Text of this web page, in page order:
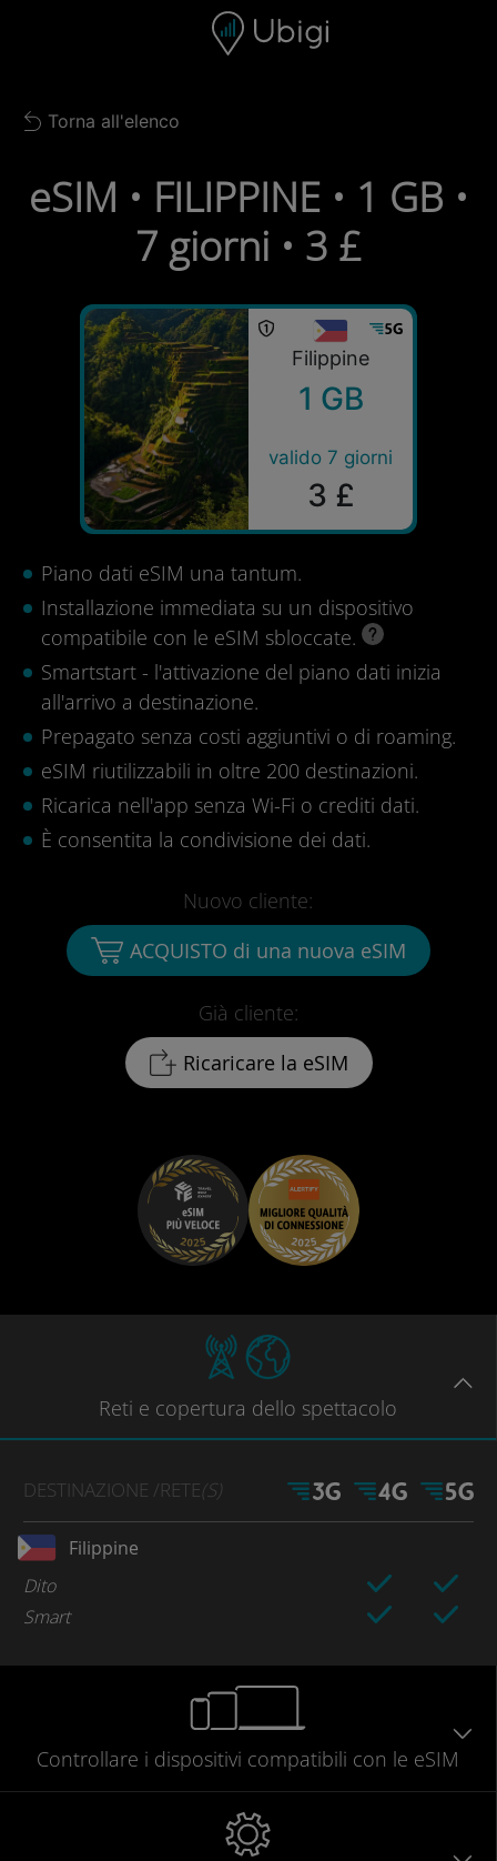
Barra di navigazione
Back to list
Torna all'elenco
eSIM • FILIPPINE • 1 GB •
7 giorni • 3 £
Filippine
1 GB
valido 7 giorni
3 £
Piano dati eSIM una tantum.
Installazione immediata su un dispositivo
compatibile con le eSIM sbloccate.
Smartstart - l'attivazione del piano dati inizia
all'arrivo a destinazione.
Prepagato senza costi aggiuntivi o di roaming.
eSIM riutilizzabili in oltre 200 destinazioni.
Ricarica nell'app senza Wi-Fi o crediti dati.
È consentita la condivisione dei dati.
Già cliente:
Ricaricare la eSIM
Nuovo cliente:
ACQUISTO di una nuova eSIM
Reti e copertura dello spettacolo
DESTINAZIONE /RETE(S)
Filippine
Dito
Smart
Controllare i dispositivi compatibili con le eSIM